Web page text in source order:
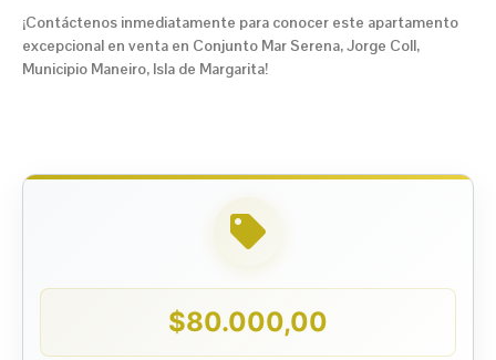
¡Contáctenos inmediatamente para conocer este apartamento
excepcional en venta en Conjunto Mar Serena, Jorge Coll,
Municipio Maneiro, Isla de Margarita!
$80.000,00